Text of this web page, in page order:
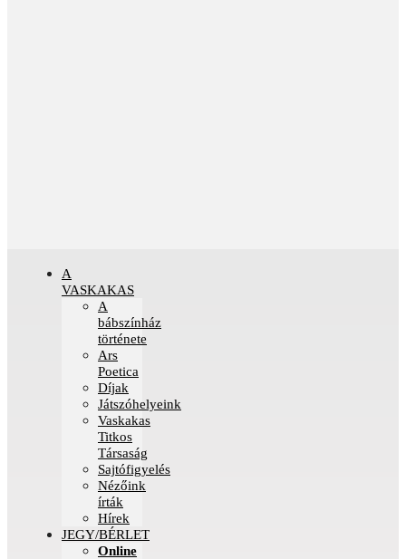
A
VASKAKAS
A
bábszínház
története
Ars
Poetica
Díjak
Játszóhelyeink
Vaskakas
Titkos
Társaság
Sajtófigyelés
Nézőink
írták
Hírek
JEGY/BÉRLET
Online